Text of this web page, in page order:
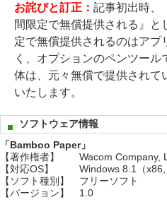
お詫びと訂正： 記事初出時、
間限定で無償提供される』と
定で無償提供されるのはアプ
く、オプションのペンツー
体は、元々無償で提供されて
いたします。
ソフトウェア情報
「Bamboo Paper」
【著作権者】
Wacom Company,
【対応OS】
Windows 8.1（x86,
【ソフト種別】
フリーソフト
【バージョン】
1.0